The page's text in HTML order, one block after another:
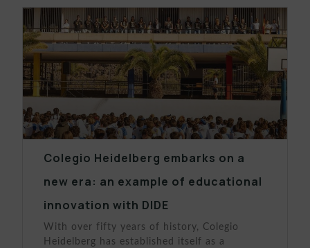
Colegio Heidelberg embarks on a
new era: an example of educational
innovation with DIDE
With over fifty years of history, Colegio
Heidelberg has established itself as a